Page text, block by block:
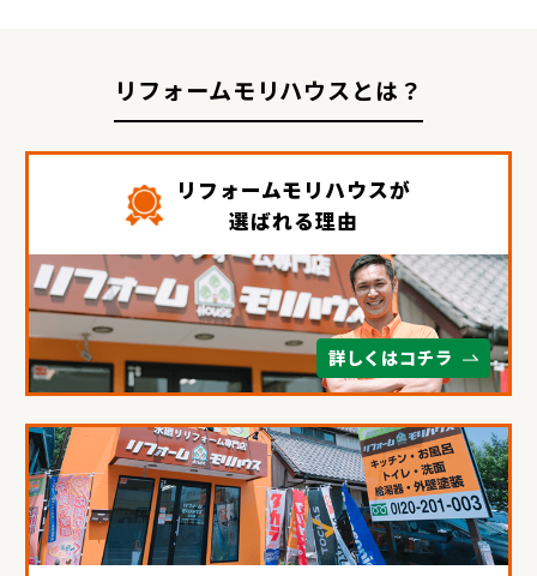
リフォームモリハウスとは？
リフォームモリハウスが
選ばれる理由
詳しくはコチラ